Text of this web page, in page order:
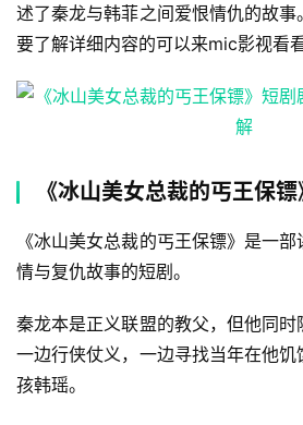
述了秦龙与韩菲之间爱恨情仇的故
要了解详细内容的可以来mic影视看看
《冰山美女总裁的丐王保
《冰山美女总裁的丐王保镖》是一
情与复仇故事的短剧。
秦龙本是正义联盟的教父，但他同时
一边行侠仗义，一边寻找当年在他
孩韩瑶。